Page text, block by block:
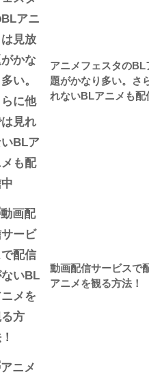
アニメフェスタのBL
題がかなり多い。さ
れないBLアニメも配
動画配信サービスで
アニメを観る方法！